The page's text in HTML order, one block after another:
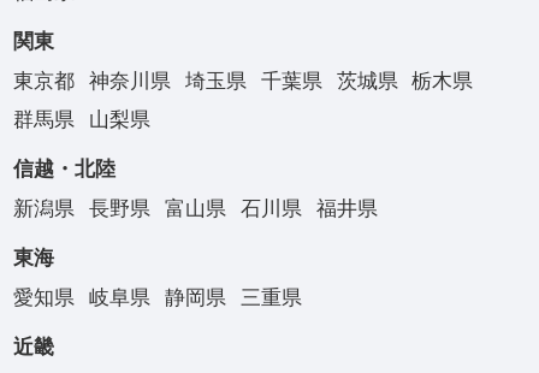
関東
東京都
神奈川県 埼玉県 千葉県 茨城県
栃木県
群馬県
山梨県
信越・北陸
新潟県
長野県 富山県 石川県 福井県
東海
愛知県
岐阜県 静岡県 三重県
近畿